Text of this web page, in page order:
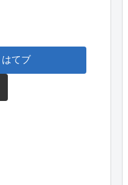
はてブ